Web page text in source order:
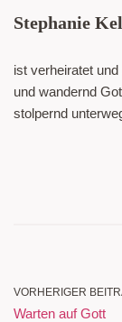
Stephanie
ist verheiratet
und wandernd
stolpernd
VORHERIGER
Warten auf Gott